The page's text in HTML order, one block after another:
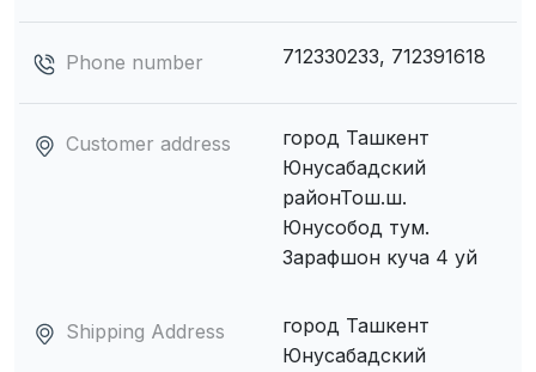
Phone number 712330233, 712391618
Customer address
город Ташкент
Юнусабадский
районТош.ш.
Юнусобод тум.
Зарафшон куча 4 уй
Shipping Address
город Ташкент
Юнусабадский